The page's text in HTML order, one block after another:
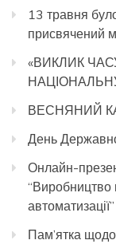
13 травня
присвячений
«ВИКЛИК
ВЕСНЯНИЙ
День
Онлайн-
“Виробництво
автоматизації”
Пам’ятка